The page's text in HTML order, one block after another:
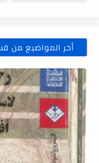
أخر المواضيع من